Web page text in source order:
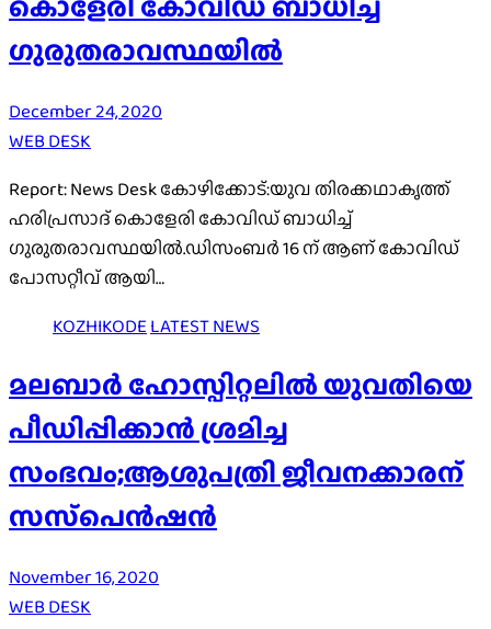
ഗുരുതരാവസ്ഥയിൽ
December 24, 2020
WEB DESK
Report: News Desk കോഴിക്കോട്:യുവ തിരക്കഥാകൃത്ത്
ഹരിപ്രസാദ് കൊളേരി കോവിഡ് ബാധിച്ച്
ഗുരുതരാവസ്ഥയിൽ.ഡിസംബർ 16 ന് ആണ് കോവിഡ്
പോസറ്റീവ് ആയി…
KOZHIKODELATEST NEWS
മലബാർ ഹോസ്പിറ്റലിൽ യുവതിയെ
പീഡിപ്പിക്കാൻ ശ്രമിച്ച
സംഭവം;ആശുപത്രി ജീവനക്കാരന്
സസ്‌പെൻഷൻ
November 16, 2020
WEB DESK